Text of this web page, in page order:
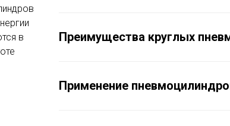
в
Преимущества круглых
Применение